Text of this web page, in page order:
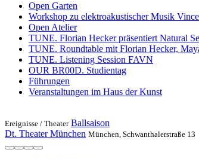
Open Garten
Workshop zu elektroakustischer Musik
Open Atelier
TUNE. Florian Hecker präsentiert Natural
TUNE. Roundtable mit Florian Hecker,
TUNE. Listening Session FAVN
OUR BR00D. Studientag
Führungen
Veranstaltungen im Haus der Kunst
Ereignisse / Theater Ballsaison
Dt. Theater München München, Schwanthalerstraße 13